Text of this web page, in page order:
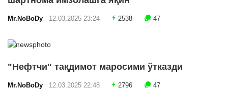
Mr.NoBoDy 12.03.2025 23:24 2538 47
"Нефтчи" тақдимот маросими ўтказди
Mr.NoBoDy 12.03.2025 22:48 2796 47